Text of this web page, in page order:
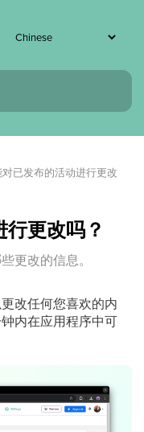
已发布的活动进行更改
更改吗？
更改的信息。
改任何您喜欢的内
钟内在应用程序中可